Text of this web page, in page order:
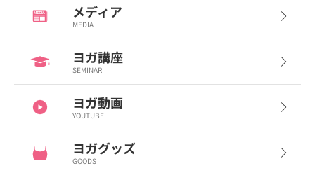
メディア
MEDIA
ヨガ講座
SEMINAR
ヨガ動画
YOUTUBE
ヨガグッズ
GOODS